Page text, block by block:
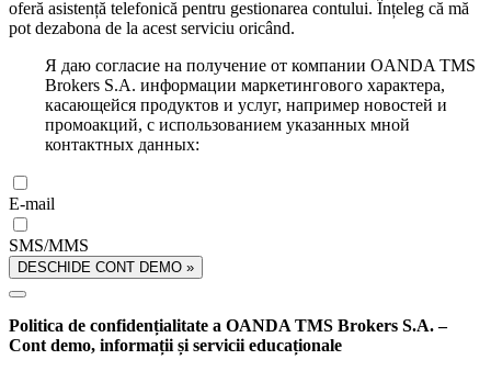
oferă asistență telefonică pentru gestionarea contului. Înțeleg că mă
pot dezabona de la acest serviciu oricând.
Я даю согласие на получение от компании OANDA TMS
Brokers S.A. информации маркетингового характера,
касающейся продуктов и услуг, например новостей и
промоакций, с использованием указанных мной
контактных данных:
E-mail
SMS/MMS
DESCHIDE CONT DEMO »
Politica de confidențialitate a OANDA TMS Brokers S.A. –
Cont demo, informații și servicii educaționale